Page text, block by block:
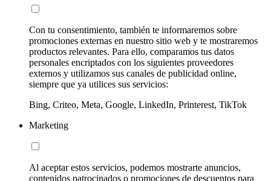
Con tu consentimiento, también te informaremos sobre
promociones externas en nuestro sitio web y te mostraremos
productos relevantes. Para ello, comparamos tus datos
personales encriptados con los siguientes proveedores
externos y utilizamos sus canales de publicidad online,
siempre que ya utilices sus servicios:
Bing, Criteo, Meta, Google, LinkedIn, Printerest, TikTok
Marketing
Al aceptar estos servicios, podemos mostrarte anuncios,
contenidos patrocinados o promociones de descuentos para